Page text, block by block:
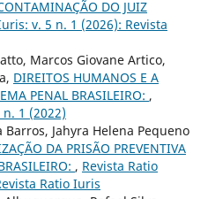
DO JUIZ
v. 5 n. 1 (2026): Revista
Marcos Giovane Artico,
DIREITOS HUMANOS E A
PENAL BRASILEIRO: ,
1 (2022)
Barros, Jahyra Helena Pequeno
DA PRISÃO PREVENTIVA
, Revista Ratio
Ratio Iuris